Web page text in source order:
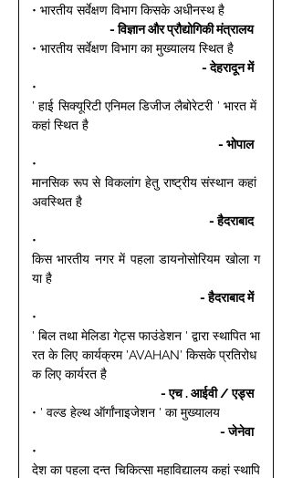
• भारतीय सर्वेक्षण विभाग किसके अधीनस्थ है
- विज्ञान और प्रौद्योगिकी मंत्रालय
• भारतीय सर्वेक्षण विभाग का मुख्यालय स्थित है
- देहरादून में
•
' हाई सिक्यूरिटी एनिमल डिजीज लैबोरेटरी ' भारत में
कहां स्थित है
- भोपाल
•
मानसिक रूप से विकलांग हेतु राष्ट्रीय संस्थान कहां
अवस्थित है
- हैदराबाद
•
किस भारतीय नगर में पहला डायनोसोरियम खोला ग
या है
- हैदराबाद में
•
' बिल तथा मेलिडा गेट्स फाउंडेशन ' द्वारा स्थापित भा
रत के लिए कार्यक्रम 'AVAHAN' किसके प्रतिरोध
क लिए कार्यरत है
- एच . आईवी / एड्स
• ' वल्ड हेल्थ ऑर्गांनाइजेशन ' का मुख्यालय
- जेनेवा
•
देश का पहला दन्त चिकित्सा महाविद्यालय कहां स्थापि